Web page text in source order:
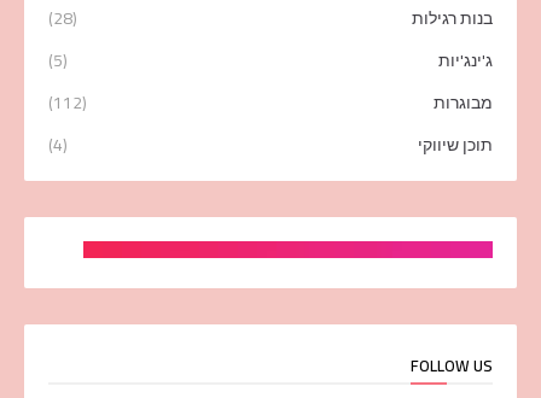
בנות רגילות
(28)
ג'ינג'יות
(5)
מבוגרות
(112)
תוכן שיווקי
(4)
FOLLOW US